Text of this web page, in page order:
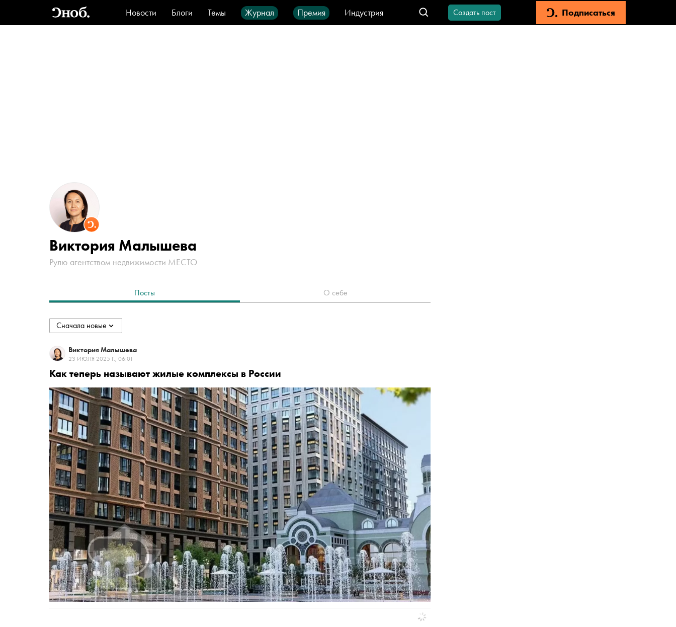
Новости Блоги Темы Журнал Премия
Индустрия
Стиль
Видео Город IT-продукты
Создать пост Подписаться
Виктория Малышева
Рулю агентством недвижимости МЕСТО
Посты О себе
Сначала новые
collapsed
Сначала новые
Сначала старые
По популярности
Виктория Малышева
23 ИЮЛЯ 2025 Г., 06:01
Как теперь называют жилые комплексы в России